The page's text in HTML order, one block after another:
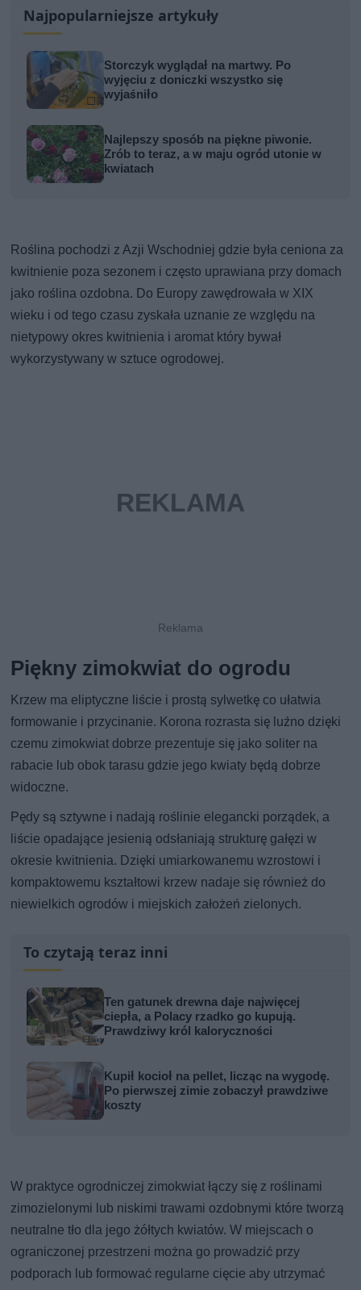
Najpopularniejsze artykuły
Storczyk wyglądał na martwy. Po
wyjęciu z doniczki wszystko się
wyjaśniło
Najlepszy sposób na piękne piwonie.
Zrób to teraz, a w maju ogród utonie w
kwiatach
Roślina pochodzi z Azji Wschodniej gdzie była ceniona za
kwitnienie poza sezonem i często uprawiana przy domach
jako roślina ozdobna. Do Europy zawędrowała w XIX
wieku i od tego czasu zyskała uznanie ze względu na
nietypowy okres kwitnienia i aromat który bywał
wykorzystywany w sztuce ogrodowej.
Piękny zimokwiat do ogrodu
Krzew ma eliptyczne liście i prostą sylwetkę co ułatwia
formowanie i przycinanie. Korona rozrasta się luźno dzięki
czemu zimokwiat dobrze prezentuje się jako soliter na
rabacie lub obok tarasu gdzie jego kwiaty będą dobrze
widoczne.
Pędy są sztywne i nadają roślinie elegancki porządek, a
liście opadające jesienią odsłaniają strukturę gałęzi w
okresie kwitnienia. Dzięki umiarkowanemu wzrostowi i
kompaktowemu kształtowi krzew nadaje się również do
niewielkich ogrodów i miejskich założeń zielonych.
To czytają teraz inni
Ten gatunek drewna daje najwięcej
ciepła, a Polacy rzadko go kupują.
Prawdziwy król kaloryczności
Kupił kocioł na pellet, licząc na wygodę.
Po pierwszej zimie zobaczył prawdziwe
koszty
W praktyce ogrodniczej zimokwiat łączy się z roślinami
zimozielonymi lub niskimi trawami ozdobnymi które tworzą
neutralne tło dla jego żółtych kwiatów. W miejscach o
ograniczonej przestrzeni można go prowadzić przy
podporach lub formować regularne cięcie aby utrzymać